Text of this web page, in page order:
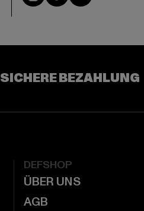
SICHERE BEZAHLUNG
DEFSHOP
ÜBER UNS
AGB